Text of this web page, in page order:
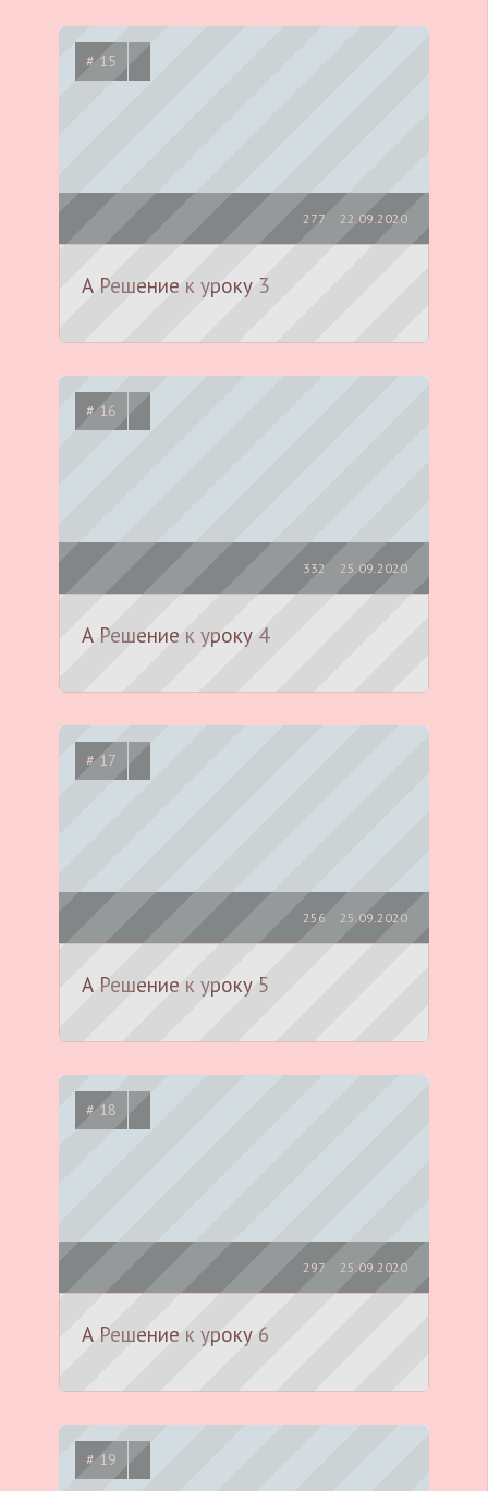
# 15
22.09.2020
277
А Решение к уроку 3
# 16
25.09.2020
332
А Решение к уроку 4
# 17
25.09.2020
256
А Решение к уроку 5
# 18
25.09.2020
297
А Решение к уроку 6
# 19